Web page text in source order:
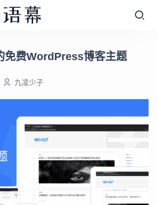
免费WordPress博客主题
九凌少子